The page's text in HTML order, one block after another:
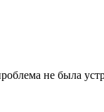
не была